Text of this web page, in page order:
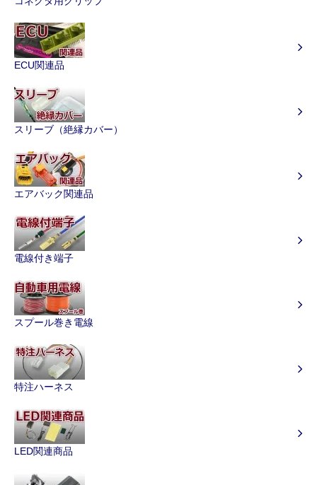
ECU関連品
スリーブ（絶縁カバー）
エアバック関連品
電線付き端子
スプール巻き電線
特注ハーネス
LED関連商品